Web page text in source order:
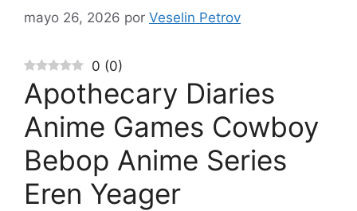
mayo 26, 2026 por Veselin Petrov
0 (0)
Apothecary Diaries
Anime Games Cowboy
Bebop Anime Series
Eren Yeager